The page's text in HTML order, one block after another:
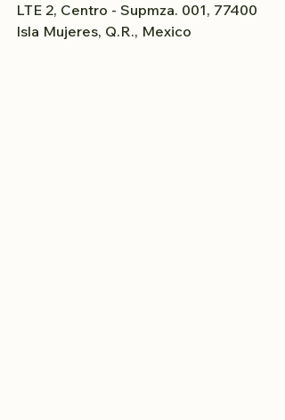
LTE 2, Centro - Supmza. 001, 77400
Isla Mujeres, Q.R., Mexico